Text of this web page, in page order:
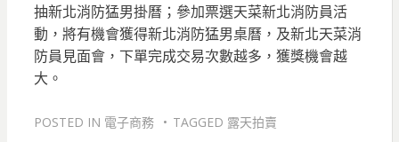
抽新北消防猛男掛曆；參加票選天菜新北消防員活
動，將有機會獲得新北消防猛男桌曆，及新北天菜消
防員見面會，下單完成交易次數越多，獲獎機會越
大。
POSTED IN 電子商務 TAGGED 露天拍賣